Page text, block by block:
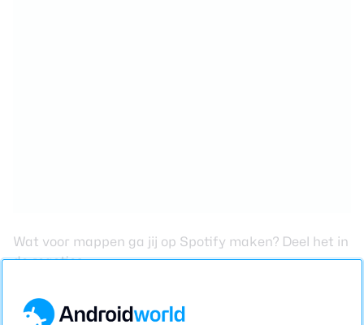
Wat voor mappen ga jij op Spotify maken? Deel het in
de reacties.